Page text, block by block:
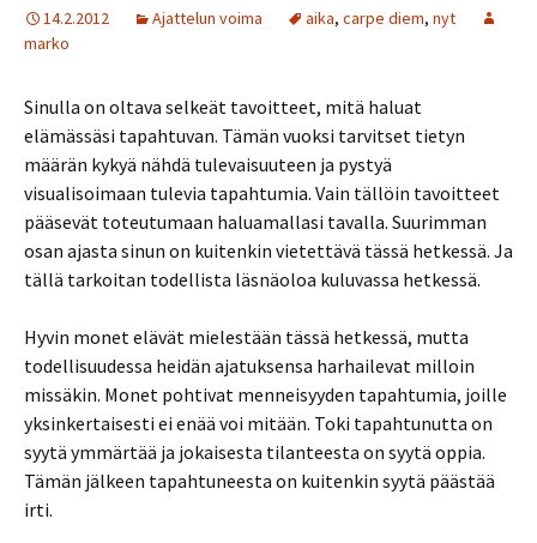
14.2.2012 Ajattelun voima aika, carpe diem, nyt
marko
Sinulla on oltava selkeät tavoitteet, mitä haluat
elämässäsi tapahtuvan. Tämän vuoksi tarvitset tietyn
määrän kykyä nähdä tulevaisuuteen ja pystyä
visualisoimaan tulevia tapahtumia. Vain tällöin tavoitteet
pääsevät toteutumaan haluamallasi tavalla. Suurimman
osan ajasta sinun on kuitenkin vietettävä tässä hetkessä. Ja
tällä tarkoitan todellista läsnäoloa kuluvassa hetkessä.
Hyvin monet elävät mielestään tässä hetkessä, mutta
todellisuudessa heidän ajatuksensa harhailevat milloin
missäkin. Monet pohtivat menneisyyden tapahtumia, joille
yksinkertaisesti ei enää voi mitään. Toki tapahtunutta on
syytä ymmärtää ja jokaisesta tilanteesta on syytä oppia.
Tämän jälkeen tapahtuneesta on kuitenkin syytä päästää
irti.